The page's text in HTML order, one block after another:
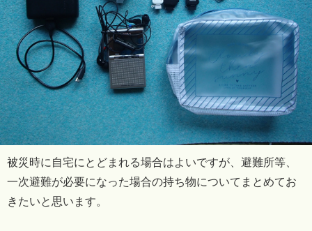
被災時に自宅にとどまれる場合はよいですが、避難所等、
一次避難が必要になった場合の持ち物についてまとめてお
きたいと思います。